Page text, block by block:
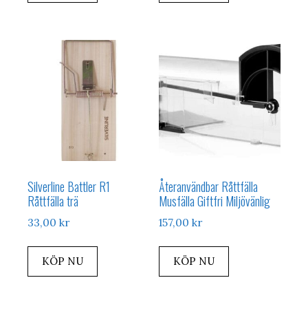
Silverline Battler R1
Råttfälla trä
33,00 kr
KÖP NU
Återanvändbar Råttfälla
Musfälla Giftfri Miljövänlig
157,00kr
KÖP NU